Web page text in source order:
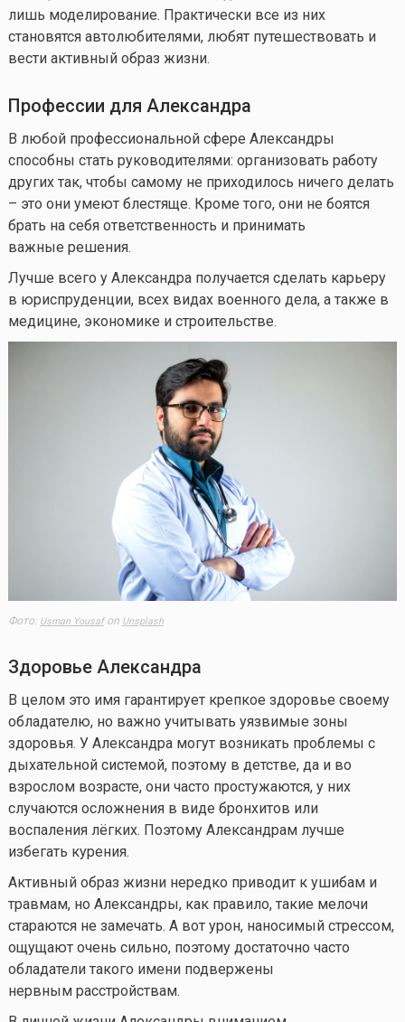
лишь моделирование. Практически все из них
становятся автолюбителями, любят путешествовать и
вести активный образ жизни.
Профессии для Александра
В любой профессиональной сфере Александры
способны стать руководителями: организовать работу
других так, чтобы самому не приходилось ничего делать
– это они умеют блестяще. Кроме того, они не боятся
брать на себя ответственность и принимать
важные решения.
Лучше всего у Александра получается сделать карьеру
в юриспруденции, всех видах военного дела, а также в
медицине, экономике и строительстве.
Фото: Usman Yousafon Unsplash
ЗдоровьеАлександра
В целом это имя гарантирует крепкое здоровье своему
обладателю, но важно учитывать уязвимые зоны
здоровья. У Александра могут возникать проблемы с
дыхательной системой, поэтому в детстве, да и во
взрослом возрасте, они часто простужаются, у них
случаются осложнения в виде бронхитов или
воспаления лёгких. Поэтому Александрам лучше
избегать курения.
Активный образ жизни нередко приводит к ушибам и
травмам, но Александры, как правило, такие мелочи
стараются не замечать. А вот урон, наносимый стрессом,
ощущают очень сильно, поэтому достаточно часто
обладатели такого имени подвержены
нервным расстройствам.